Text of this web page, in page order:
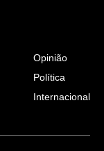
Opinião
Política
Internacional